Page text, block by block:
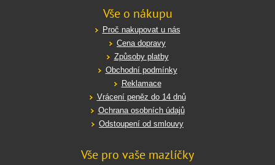
Vše o nákupu
Proč nakupovat u nás
Cena dopravy
Způsoby platby
Obchodní podmínky
Reklamace
Vrácení peněz do 14 dnů
Ochrana osobních údajů
Odstoupení od smlouvy
Vše pro vaše mazlíčky